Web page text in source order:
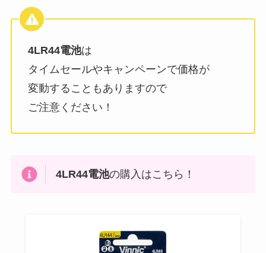
4LR44電池は
タイムセールやキャンペーンで価格が
変動することもありますので
ご注意ください！
4LR44電池の購入はこちら！